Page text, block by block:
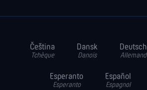
Čeština
Tchèque
Dansk
Danois
Deutsch
Allemand
Esperanto
Esperanto
Español
Espagnol